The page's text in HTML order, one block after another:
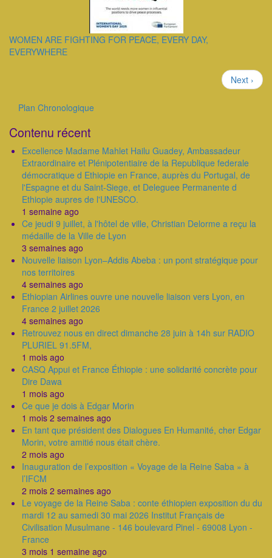
WOMEN ARE FIGHTING FOR PEACE, EVERY DAY,
EVERYWHERE
Page
suivante
Next ›
Plan Chronologique
Contenu récent
Excellence Madame Mahlet Hailu Guadey, Ambassadeur
Extraordinaire et Plénipotentiaire de la Republique federale
démocratique d Ethiopie en France, auprès du Portugal, de
l'Espagne et du Saint-Siege, et Deleguee Permanente d
Ethiopie aupres de l'UNESCO.
1 semaine ago
Ce jeudi 9 juillet, à l'hôtel de ville, Christian Delorme a reçu la
médaille de la Ville de Lyon
3 semaines ago
Nouvelle liaison Lyon–Addis Abeba : un pont stratégique pour
nos territoires
4 semaines ago
Ethiopian Airlines ouvre une nouvelle liaison vers Lyon, en
France 2 juillet 2026
4 semaines ago
Retrouvez nous en direct dimanche 28 juin à 14h sur RADIO
PLURIEL 91.5FM,
1 mois ago
CASQ Appui et France Éthiopie : une solidarité concrète pour
Dire Dawa
1 mois ago
Ce que je dois à Edgar Morin
1 mois 2 semaines ago
En tant que président des Dialogues En Humanité, cher Edgar
Morin, votre amitié nous était chère.
2 mois ago
Inauguration de l’exposition « Voyage de la Reine Saba » à
l’IFCM
2 mois 2 semaines ago
Le voyage de la Reine Saba : conte éthiopien exposition du du
mardi 12 au samedi 30 mai 2026 Institut Français de
Civilisation Musulmane - 146 boulevard Pinel - 69008 Lyon -
France
3 mois 1 semaine ago